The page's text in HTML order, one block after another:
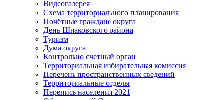
Видеогалерея
Схема территориального планирования
Почётные граждане округа
День Шпаковского района
Туризм
Дума округа
Контрольно счетный орган
Территориальная избирательная комиссия
Перечень пространственных сведений
Территориальные отделы
Перепись населения 2021